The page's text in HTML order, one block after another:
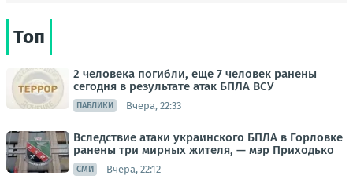
Топ
2 человека погибли, еще 7 человек ранены
сегодня в результате атак БПЛА ВСУ
ПАБЛИКИ Вчера, 22:33
Вследствие атаки украинского БПЛА в Горловке
ранены три мирных жителя, — мэр Приходько
СМИ Вчера, 22:12